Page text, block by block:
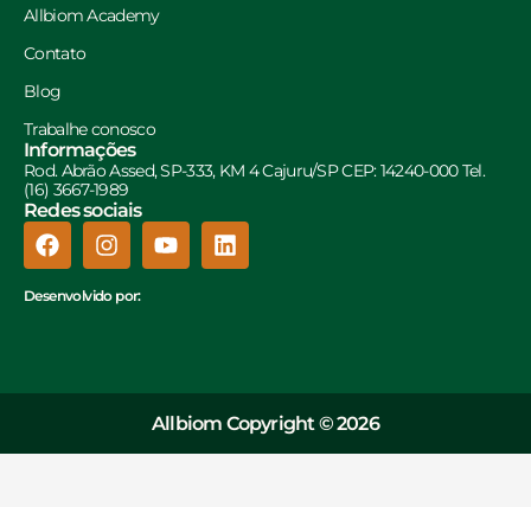
Allbiom Academy
Contato
Blog
Trabalhe conosco
Informações
Rod. Abrão Assed, SP-333, KM 4 Cajuru/SP CEP: 14240-000 Tel.
(16) 3667-1989
Redes sociais
Desenvolvido por:
Allbiom Copyright © 2026